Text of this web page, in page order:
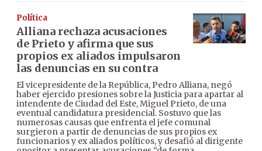
Política
Alliana rechaza acusaciones
de Prieto y afirma que sus
propios ex aliados impulsaron
las denuncias en su contra
El vicepresidente de la República, Pedro Alliana, negó
haber ejercido presiones sobre la Justicia para apartar al
intendente de Ciudad del Este, Miguel Prieto, de una
eventual candidatura presidencial. Sostuvo que las
numerosas causas que enfrenta el jefe comunal
surgieron a partir de denuncias de sus propios ex
funcionarios y ex aliados políticos, y desafió al dirigente